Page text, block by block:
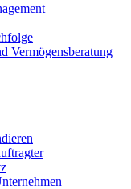
Vermögensberatung